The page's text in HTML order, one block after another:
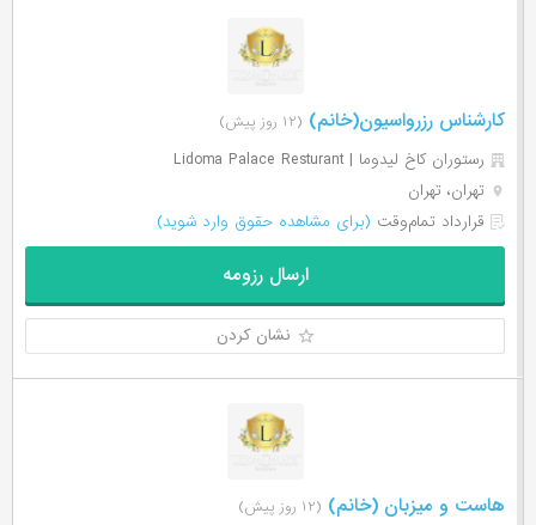
کارشناس رزرواسیون(خانم) (۱۲ روز پیش)
رستوران کاخ لیدوما | Lidoma Palace Resturant
تهران، تهران
قرارداد تمام‌وقت (برای مشاهده حقوق وارد شوید)
ارسال رزومه
نشان کردن
هاست و میزبان (خانم) (۱۲ روز پیش)